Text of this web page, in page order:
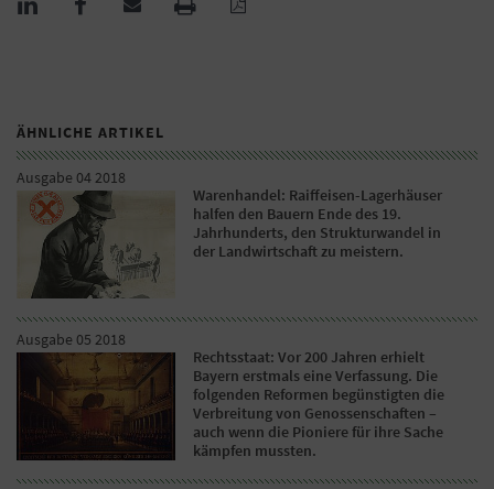
ÄHNLICHE ARTIKEL
Ausgabe 04 2018
Warenhandel: Raiffeisen-Lagerhäuser
halfen den Bauern Ende des 19.
Jahrhunderts, den Strukturwandel in
der Landwirtschaft zu meistern.
Ausgabe 05 2018
Rechtsstaat: Vor 200 Jahren erhielt
Bayern erstmals eine Verfassung. Die
folgenden Reformen begünstigten die
Verbreitung von Genossenschaften –
auch wenn die Pioniere für ihre Sache
kämpfen mussten.